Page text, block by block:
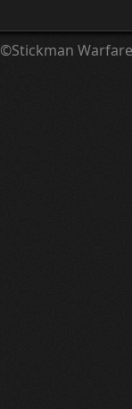
©Stickman Warfare